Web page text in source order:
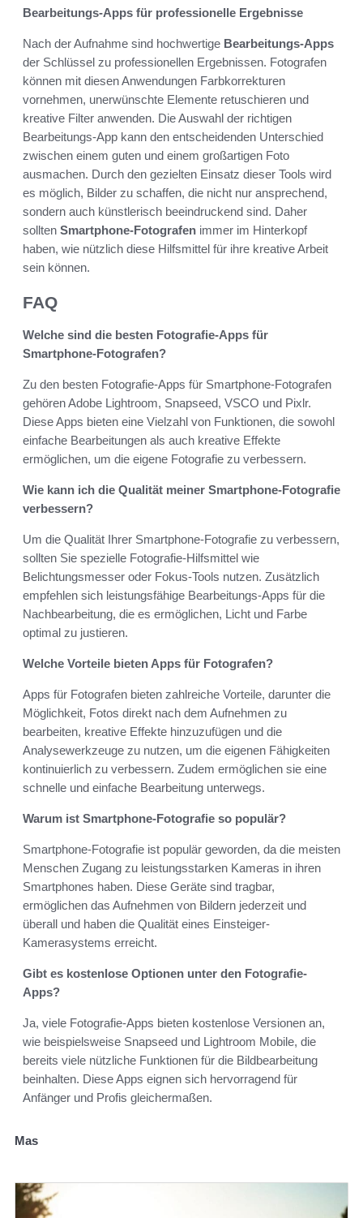
Bearbeitungs-Apps für professionelle Ergebnisse
Nach der Aufnahme sind hochwertige Bearbeitungs-Apps
der Schlüssel zu professionellen Ergebnissen. Fotografen
können mit diesen Anwendungen Farbkorrekturen
vornehmen, unerwünschte Elemente retuschieren und
kreative Filter anwenden. Die Auswahl der richtigen
Bearbeitungs-App kann den entscheidenden Unterschied
zwischen einem guten und einem großartigen Foto
ausmachen. Durch den gezielten Einsatz dieser Tools wird
es möglich, Bilder zu schaffen, die nicht nur ansprechend,
sondern auch künstlerisch beeindruckend sind. Daher
sollten Smartphone-Fotografen immer im Hinterkopf
haben, wie nützlich diese Hilfsmittel für ihre kreative Arbeit
sein können.
FAQ
Welche sind die besten Fotografie-Apps für
Smartphone-Fotografen?
Zu den besten Fotografie-Apps für Smartphone-Fotografen
gehören Adobe Lightroom, Snapseed, VSCO und Pixlr.
Diese Apps bieten eine Vielzahl von Funktionen, die sowohl
einfache Bearbeitungen als auch kreative Effekte
ermöglichen, um die eigene Fotografie zu verbessern.
Wie kann ich die Qualität meiner Smartphone-Fotografie
verbessern?
Um die Qualität Ihrer Smartphone-Fotografie zu verbessern,
sollten Sie spezielle Fotografie-Hilfsmittel wie
Belichtungsmesser oder Fokus-Tools nutzen. Zusätzlich
empfehlen sich leistungsfähige Bearbeitungs-Apps für die
Nachbearbeitung, die es ermöglichen, Licht und Farbe
optimal zu justieren.
Welche Vorteile bieten Apps für Fotografen?
Apps für Fotografen bieten zahlreiche Vorteile, darunter die
Möglichkeit, Fotos direkt nach dem Aufnehmen zu
bearbeiten, kreative Effekte hinzuzufügen und die
Analysewerkzeuge zu nutzen, um die eigenen Fähigkeiten
kontinuierlich zu verbessern. Zudem ermöglichen sie eine
schnelle und einfache Bearbeitung unterwegs.
Warum ist Smartphone-Fotografie so populär?
Smartphone-Fotografie ist populär geworden, da die meisten
Menschen Zugang zu leistungsstarken Kameras in ihren
Smartphones haben. Diese Geräte sind tragbar,
ermöglichen das Aufnehmen von Bildern jederzeit und
überall und haben die Qualität eines Einsteiger-
Kamerasystems erreicht.
Gibt es kostenlose Optionen unter den Fotografie-
Apps?
Ja, viele Fotografie-Apps bieten kostenlose Versionen an,
wie beispielsweise Snapseed und Lightroom Mobile, die
bereits viele nützliche Funktionen für die Bildbearbeitung
beinhalten. Diese Apps eignen sich hervorragend für
Anfänger und Profis gleichermaßen.
Mas